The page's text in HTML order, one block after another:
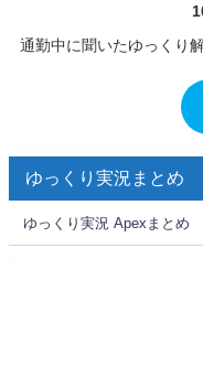
通勤中に聞いたゆっくり
ゆっくり実況まとめ
ゆっくり実況 Apexまとめ